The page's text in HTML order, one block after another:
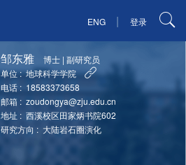
ENG | 登录
邹东雅 博士 |副研究员
单位 : 地球科学学院
电话 : 18583373658
邮箱 : zoudongya@zju.edu.cn
地址 : 西溪校区田家炳书院602
研究方向 : 大陆岩石圈演化